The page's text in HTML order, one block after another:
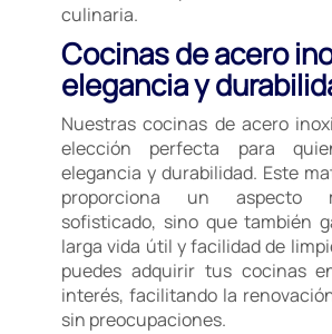
culinaria.
Cocinas de acero
elegancia y
Nuestras cocinas de acero
elección perfecta para
elegancia y durabilidad. Este
proporciona un aspecto
sofisticado, sino que también
larga vida útil y facilidad de
puedes adquirir tus cocinas
interés, facilitando la
sin preocupaciones.